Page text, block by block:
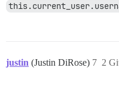
justin (Justin DiRose) 2
7